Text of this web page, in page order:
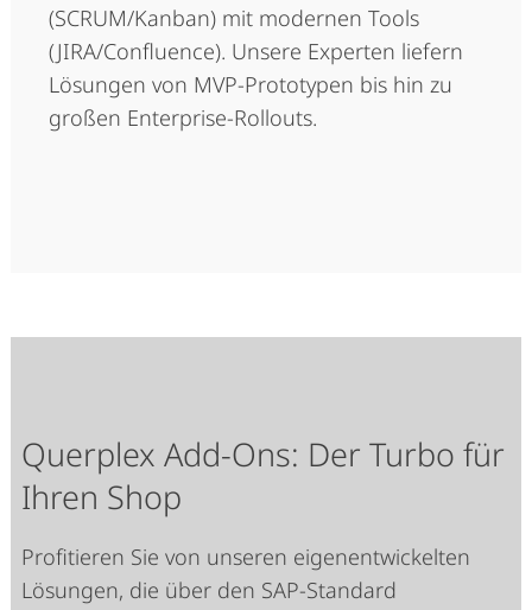
(SCRUM/Kanban) mit modernen Tools
(JIRA/Confluence). Unsere Experten liefern
Lösungen von MVP-Prototypen bis hin zu
großen Enterprise-Rollouts.
Querplex Add-Ons: Der Turbo für
Ihren Shop
Profitieren Sie von unseren eigenentwickelten
Lösungen, die über den SAP-Standard